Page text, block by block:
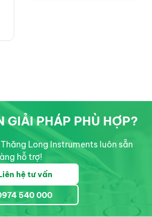
GIẢI PHÁP PHÙ HỢP?
Long Instruments luôn sẵn
hỗ trợ!
hệ tư vấn
540 000